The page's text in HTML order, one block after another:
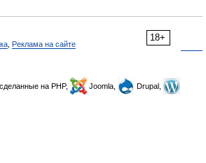
18+
Реклама на сайте
, сделанные на PHP, Joomla,
Drupal,